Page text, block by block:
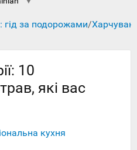
гід за подорожами/
10
які вас
кухня